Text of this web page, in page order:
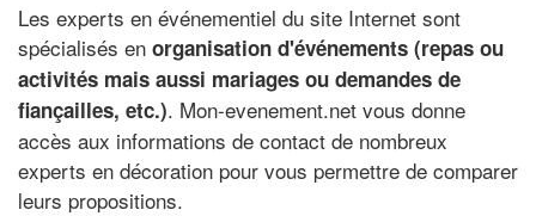
Les experts en événementiel du site Internet sont
spécialisés en organisation d'événements (repas ou
activités mais aussi mariages ou demandes de
fiançailles, etc.). Mon-evenement.net vous donne
accès aux informations de contact de nombreux
experts en décoration pour vous permettre de comparer
leurs propositions.